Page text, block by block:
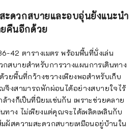
ะดวกสบายและอบอุ่นยังแนะนำ
คืนอีกด้วย
42 ตารางเมตร พร้อมพื้นที่นั่งเล่น
สบายสำหรับการวางแผนการเดินทาง
วยพื้นที่กว้างขวางเพียงพอสำหรับเก็บ
จึงสามารถพักผ่อนได้อย่างสบายใจไร้
างก็เป็นที่นิยมเช่นกัน เพราะช่วยคลาย
ทาง ไม่เพียงแต่คุณจะได้เพลิดเพลินกับ
มผัสความสะดวกสบายเหมือนอยู่บ้านใน